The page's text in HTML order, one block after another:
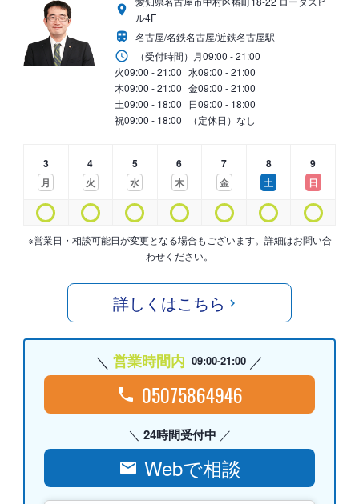
ル4F
名古屋/名鉄名古屋/近鉄名古屋駅
（受付時間） 月09:00 - 21:00
火09:00 - 21:00 水09:00 - 21:00
木09:00 - 21:00 金09:00 - 21:00
土09:00 - 18:00 日09:00 - 18:00
祝09:00 - 18:00 （定休日）なし
3
月
4
火
5
水
6
木
7
金
8
土
9
日
※営業日・相談可能日が変更となる場合もございます。詳細はお問い合
わせください。
詳しくはこちら
営業時間内 09:00-21:00
05075864946
24時間受付中
Webで相談